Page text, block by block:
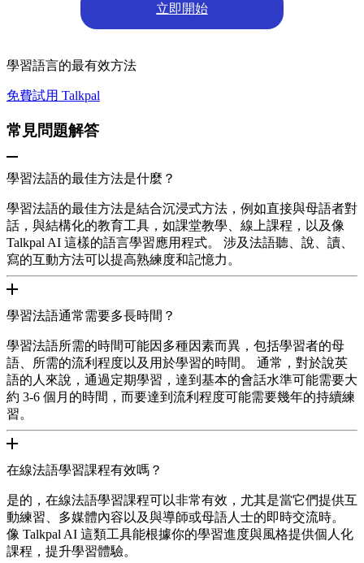
立即開始
學習語言的最有效方法
免費試用 Talkpal
常見問題解答
學習法語的最佳方法是什麼？
學習法語的最佳方法是結合沉浸式方法，例如直接與母語者對
話，與結構化的教育工具，如課堂教學、線上課程，以及像
Talkpal AI 這樣的語言學習應用程式。 涉及法語聽、說、讀、
寫的互動方法可以提高熟練度和記憶力。
學習法語通常需要多長時間？
學習法語所需的時間可能因多種因素而異，包括學習者的母
語、所需的流利程度以及用於學習的時間。 通常，對於說英
語的人來說，通過定期學習，達到基本的會話水準可能需要大
約 3-6 個月的時間，而要達到流利程度可能需要幾年的持續練
習。
在線法語學習課程有效嗎？
是的，在線法語學習課程可以非常有效，尤其是當它們提供互
動練習、多媒體內容以及與導師或母語人士的即時交流時。
像 Talkpal AI 這類工具能根據你的學習進度與風格提供個人化
課程，提升學習體驗。